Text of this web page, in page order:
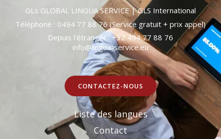
GLs GLOBAL LINGUA SERVICE | GLS International
Téléphone : 0494 77 88 76 (Service gratuit + prix appel)
Depuis l’étranger : +32 494 77 88 76
info@lingua-service.eu
CONTACTEZ-NOUS
Liste des langues
Contact